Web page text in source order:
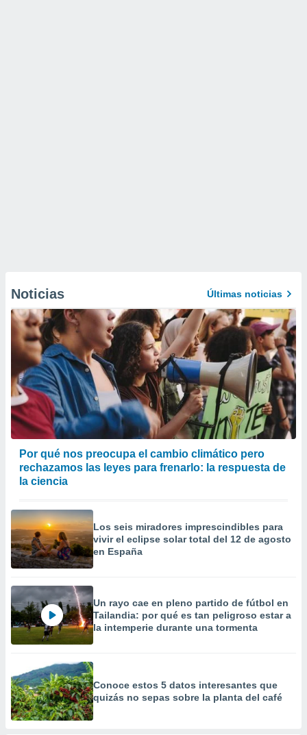
Noticias Últimas noticias
Por qué nos preocupa el cambio climático pero
rechazamos las leyes para frenarlo: la respuesta de
la ciencia
Los seis miradores imprescindibles para
vivir el eclipse solar total del 12 de agosto
en España
Un rayo cae en pleno partido de fútbol en
Tailandia: por qué es tan peligroso estar a
la intemperie durante una tormenta
Conoce estos 5 datos interesantes que
quizás no sepas sobre la planta del café